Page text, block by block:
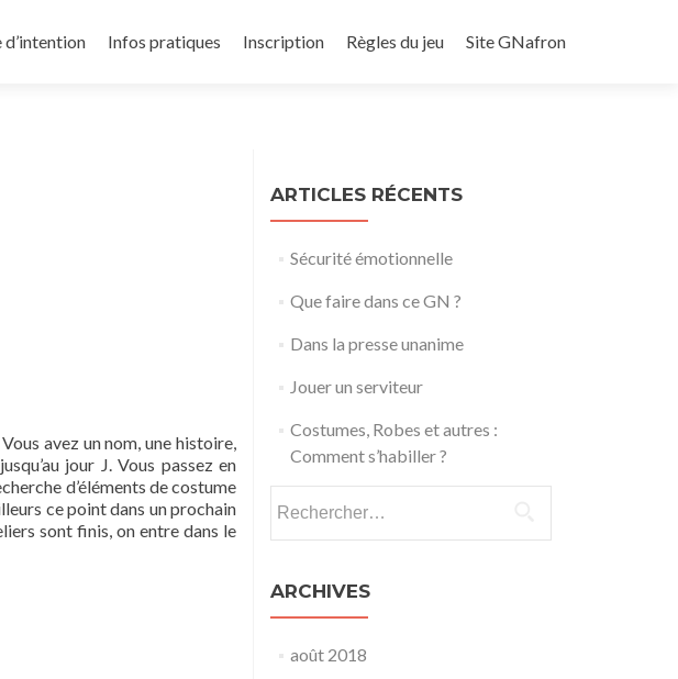
Infos pratiques Inscription Règles du jeu Site GNafron
avez un nom, une histoire,
jour J. Vous passez en
d’éléments de costume
ce point dans un prochain
sont finis, on entre dans le
ARTICLES RÉCENTS
Sécurité émotionnelle
Que faire dans ce GN ?
Dans la presse unanime
Jouer un serviteur
Costumes, Robes et autres :
Comment s’habiller ?
ARCHIVES
août 2018